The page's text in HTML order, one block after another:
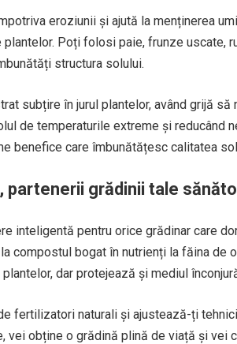
eroziunii și ajută la menținerea
Poți folosi paie, frunze uscate,
structura solului.
subțire în jurul plantelor, având grijă să
de temperaturile extreme și reducând
benefice care îmbunătățesc calitatea
grădinii tale
inteligentă pentru orice grădinar care
compostul bogat în nutrienți la făina de
dar protejează și mediul
fertilizatori naturali și ajustează-ți
vei obține o grădină plină de viață și vei